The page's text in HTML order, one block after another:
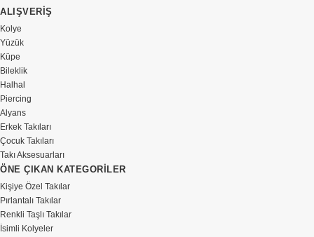
ALIŞVERİŞ
Kolye
Yüzük
Küpe
Bileklik
Halhal
Piercing
Alyans
Erkek Takıları
Çocuk Takıları
Takı Aksesuarları
ÖNE ÇIKAN KATEGORİLER
Kişiye Özel Takılar
Pırlantalı Takılar
Renkli Taşlı Takılar
İsimli Kolyeler